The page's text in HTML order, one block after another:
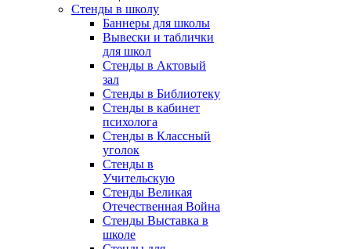
Стенды в школу
Баннеры для школы
Вывески и таблички
для школ
Стенды в Актовый
зал
Стенды в Библиотеку
Стенды в кабинет
психолога
Стенды в Классный
уголок
Стенды в
Учительскую
Стенды Великая
Отечественная Война
Стенды Выставка в
школе